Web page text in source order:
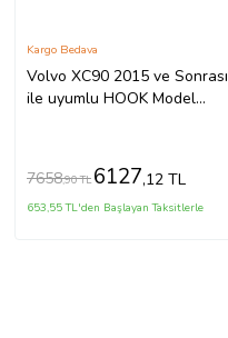
Volvo XC90 2015 ve Sonrası
ile uyumlu HOOK Model
Kargo Bedava
7658,90 TL 6127,12 TL
653,55 TL'den Başlayan Taksitlerle